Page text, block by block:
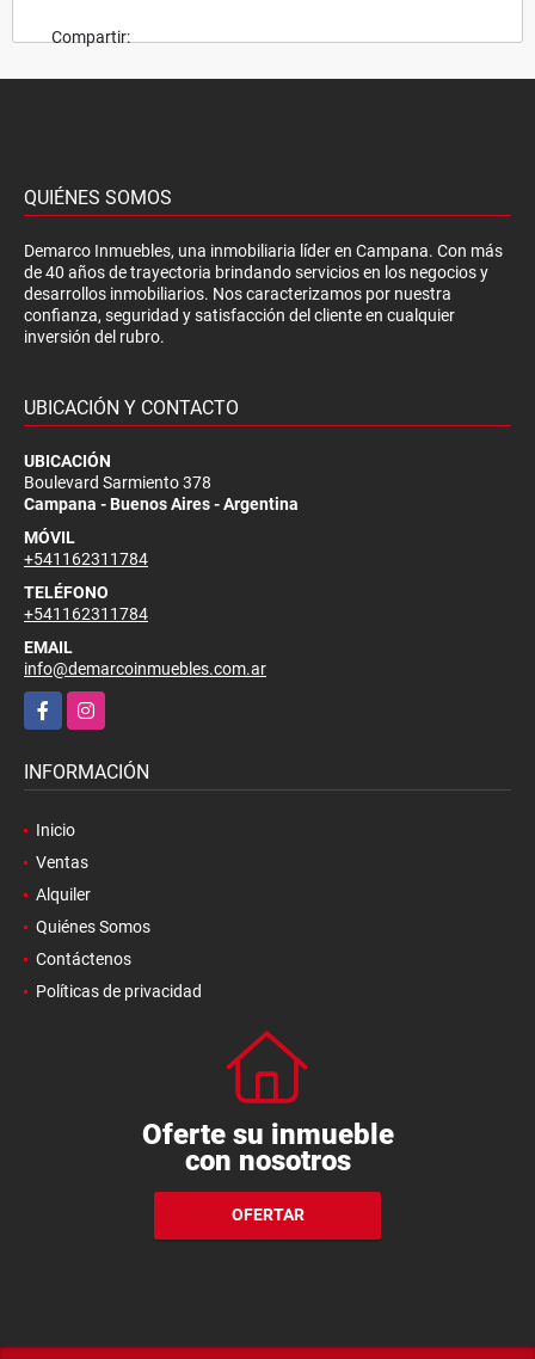
Compartir:
QUIÉNES SOMOS
Demarco Inmuebles, una inmobiliaria líder en Campana. Con más
de 40 años de trayectoria brindando servicios en los negocios y
desarrollos inmobiliarios. Nos caracterizamos por nuestra
confianza, seguridad y satisfacción del cliente en cualquier
inversión del rubro.
UBICACIÓN
Boulevard Sarmiento 378
Campana - Buenos Aires - Argentina
MÓVIL
+541162311784
TELÉFONO
+541162311784
EMAIL
info@demarcoinmuebles.com.ar
FacebookInstagram
Inicio
Ventas
Alquiler
Quiénes Somos
Contáctenos
Oferte su inmueble
con nosotros
OFERTAR